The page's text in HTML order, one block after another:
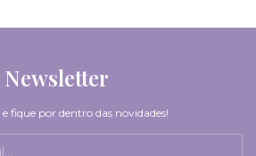
Newsletter
e fique por dentro das novidades!